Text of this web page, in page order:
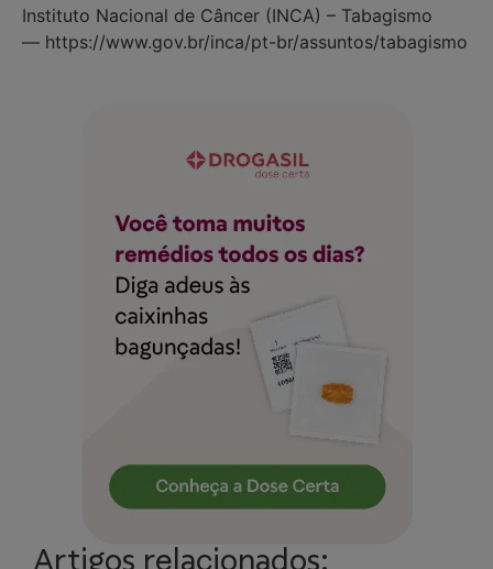
Instituto Nacional de Câncer (INCA) – Tabagismo
— https://www.gov.br/inca/pt-br/assuntos/tabagismo
Artigos relacionados: